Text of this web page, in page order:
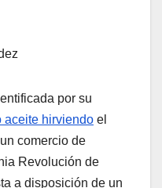
por su
aceite hirviendo el
comercio de
Revolución de
a disposición de un